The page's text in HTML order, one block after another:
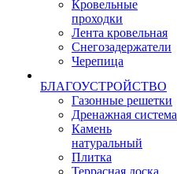
Кровельные
проходки
Лента кровельная
Снегозадержатели
Черепица
БЛАГОУСТРОЙСТВО
Газонные решетки
Дренажная система
Камень
натуральный
Плитка
Террасная доска